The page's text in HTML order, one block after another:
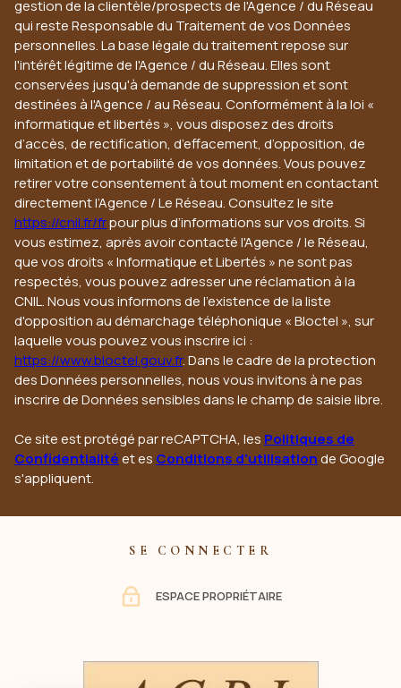
gestion de la clientèle/prospects de l'Agence / du Réseau
qui reste Responsable du Traitement de vos Données
personnelles. La base légale du traitement repose sur
l'intérêt légitime de l'Agence / du Réseau. Elles sont
conservées jusqu'à demande de suppression et sont
destinées à l'Agence / au Réseau. Conformément à la loi «
informatique et libertés », vous disposez des droits
d’accès, de rectification, d’effacement, d’opposition, de
limitation et de portabilité de vos données. Vous pouvez
retirer votre consentement à tout moment en contactant
directement l’Agence / Le Réseau. Consultez le site
https://cnil.fr/frpour plus d’informations sur vos droits. Si
vous estimez, après avoir contacté l'Agence / le Réseau,
que vos droits « Informatique et Libertés » ne sont pas
respectés, vous pouvez adresser une réclamation à la
CNIL. Nous vous informons de l’existence de la liste
d'opposition au démarchage téléphonique « Bloctel », sur
laquelle vous pouvez vous inscrire ici :
https://www.bloctel.gouv.fr. Dans le cadre de la protection
des Données personnelles, nous vous invitons à ne pas
inscrire de Données sensibles dans le champ de saisie libre.
Ce site est protégé par reCAPTCHA, les Politiques de
Confidentialitéet es Conditions d'utilisationde Google
s'appliquent.
SE CONNECTER
ESPACE PROPRIÉTAIRE